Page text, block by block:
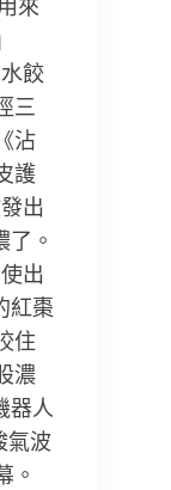
來
餃
三
沾
護
出
了。
出
紅棗
住
濃
器人
氣波
。